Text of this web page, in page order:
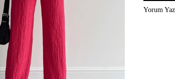
Yorum Yaz